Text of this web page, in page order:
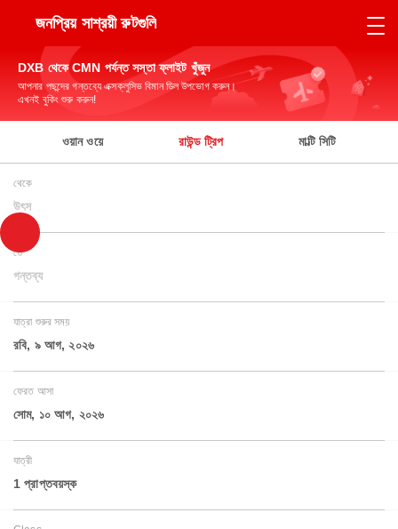
জনপ্রিয় সাশ্রয়ী রুটগুলি
DXB থেকে CMN পর্যন্ত সস্তা ফ্লাইট খুঁজুন
আপনার পছন্দের গন্তব্যে এক্সক্লুসিভ বিমান ডিল উপভোগ করুন।
এখনই বুকিং শুরু করুন!
ওয়ান ওয়ে রাউন্ড ট্রিপ মাল্টি সিটি
থেকে
উৎস
তে
গন্তব্য
যাত্রা শুরুর সময়
রবি, ৯ আগ, ২০২৬
ফেরত আসা
সোম, ১০ আগ, ২০২৬
যাত্রী
1 প্রাপ্তবয়স্ক